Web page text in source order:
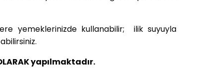
yemeklerinizde kullanabilir; ilik suyuyla
yapılmaktadır.